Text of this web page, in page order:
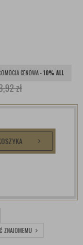
CENOWA -10% ALL
zł
ZNAJOMEMU